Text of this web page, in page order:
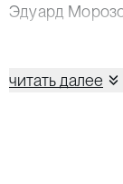
Эдуард
Флюра Мусина
читать далее